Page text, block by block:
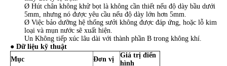
Ø Hút chân không khử bọt là không cần thiết nếu độ dày bầu dưới
5mm, nhưng nó được yêu cầu nếu độ dày lớn hơn 5mm.
Ø Việc bảo dưỡng hệ thống sưởi không được đáp ứng, hoặc lỗ kim
loại và mụn nước sẽ xuất hiện.
Un Không tiếp xúc lâu dài với thành phần B trong không khí.
● Dữ liệu kỹ thuật
Mục
Đơn vị
Giá trị điển
hình